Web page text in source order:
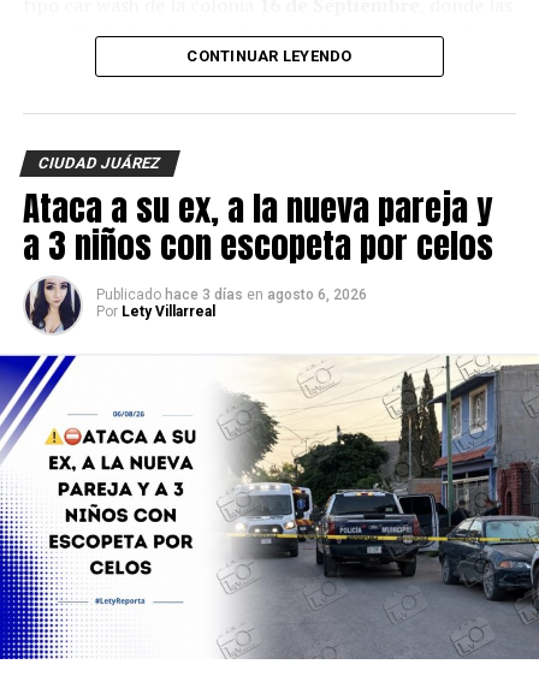
autoridades localizaron al tigre de bengala dentro de
una jaula, además de un lagarto y cuatro perros.
En el mismo sitio fue asegurada unaHummer H3,
vehículo que presuntamente estaría relacionado con los
hechos que son investigados.
Posteriormente, las corporaciones realizaron un
segundo cateo en un domicilio de la colonia Álvaro
Obregón, inmueble donde, de acuerdo con las
investigaciones, presuntamente habría ocurrido el
homicidio registrado entre el 31 de julio y el 1 de agosto.
Durante la inspección fueron localizados diversos
indicios, entre ellos rastros hemáticos , los cuales
quedaron bajo resguardo para su análisis e integración a
la carpeta de investigación.
Personal de la Procuraduría Federal de Protección al
Ambiente acudió al sitio para hacerse cargo del
resguardo y atención de los ejemplares de fauna
silvestre.
CONTINUAR LEYENDO
CIUDAD JUÁREZ
Ataca a su ex, a la nueva pareja y
a 3 niños con escopeta por celos
Publicado hace 3 días en agosto 6, 2026
Por Lety Villarreal